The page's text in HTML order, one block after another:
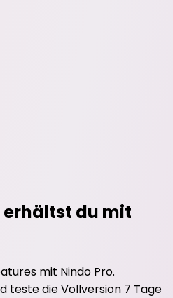
du mit
mit Nindo Pro.
teste die Vollversion 7 Tage